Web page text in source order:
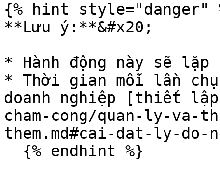
{% hint style="danger"
**Lưu ý:**&#x20;
* Hành động này sẽ
* Thời gian mỗi lần
doanh nghiệp [thiết
cham-cong/quan-ly-va-
them.md#cai-dat-ly-do-